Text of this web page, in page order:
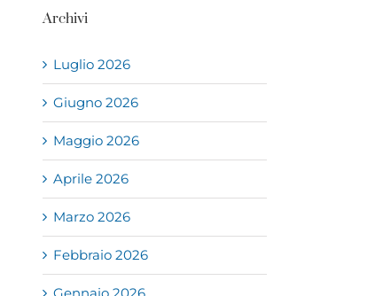
Archivi
Luglio 2026
Giugno 2026
Maggio 2026
Aprile 2026
Marzo 2026
Febbraio 2026